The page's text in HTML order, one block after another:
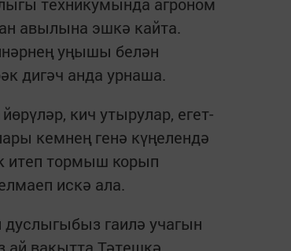
авылына эшкә кайта.
уңышы белән
дигәч анда урнаша.
кич утырулар, егет-
кемнең генә күңелендә
итеп тормыш корып
искә ала.
гаилә учагын